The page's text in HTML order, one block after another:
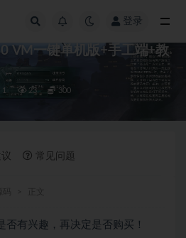
登录
VM一键单机版+手工端+教
1 23 300
常见问题
有兴趣，再决定是否购买！